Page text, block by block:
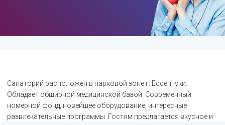
Санаторий расположен в парковой зоне г. Ессентуки.
Обладает обширной медицинской базой. Современный
номерной фонд, новейшее оборудование, интересные
развлекательные программы. Гостям предлагается вкусное и